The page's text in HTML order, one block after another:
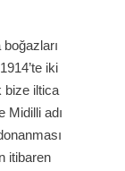
iki
bize iltica
Midilli adı
itibaren